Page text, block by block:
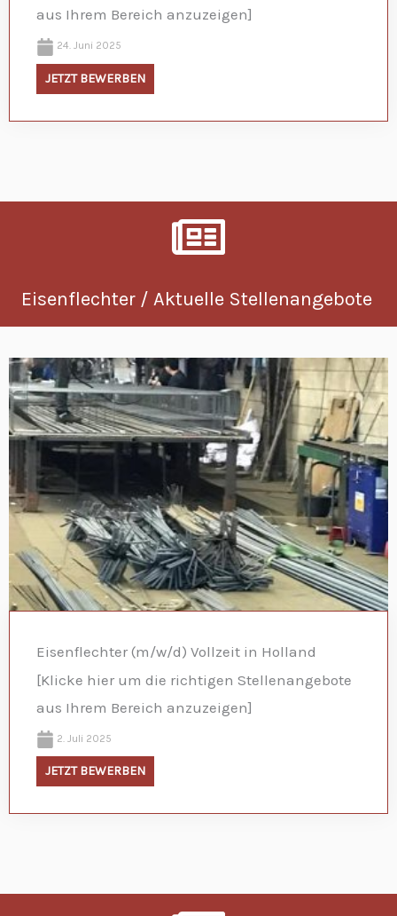
aus Ihrem Bereich anzuzeigen]
24. Juni 2025
JETZT BEWERBEN
Eisenflechter / Aktuelle Stellenangebote
Eisenflechter (m/w/d) Vollzeit in Holland
[Klicke hier um die richtigen Stellenangebote
aus Ihrem Bereich anzuzeigen]
2. Juli 2025
JETZT BEWERBEN